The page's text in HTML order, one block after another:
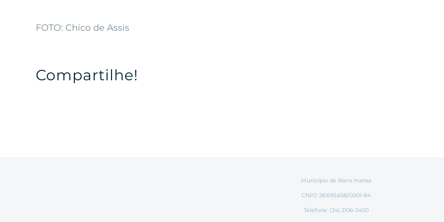
FOTO: Chico de Assis
Compartilhe!
Município de Barra mansa
CNPJ: 28.695.658/0001-84
Telefone: (24) 2106-3400